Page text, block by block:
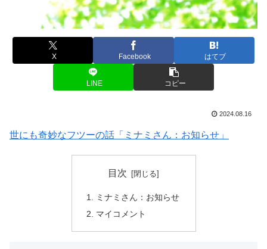
X Facebook はてブ
LINE コピー
2024.08.16
世にも奇妙なフツーの話「ミナミさん：お知らせ」
目次
ミナミさん：お知らせ
マイコメント